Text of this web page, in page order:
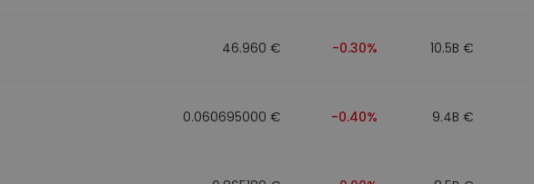
46.960 € -0.30% 10.5B €
0.060695000 € -0.40% 9.4B €